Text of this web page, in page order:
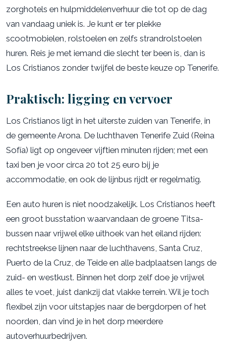
zorghotels en hulpmiddelenverhuur die tot op de dag
van vandaag uniek is. Je kunt er ter plekke
scootmobielen, rolstoelen en zelfs strandrolstoelen
huren. Reis je met iemand die slecht ter been is, dan is
Los Cristianos zonder twijfel de beste keuze op Tenerife.
Praktisch: ligging en vervoer
Los Cristianos ligt in het uiterste zuiden van Tenerife, in
de gemeente Arona. De luchthaven Tenerife Zuid (Reina
Sofía) ligt op ongeveer vijftien minuten rijden; met een
taxi ben je voor circa 20 tot 25 euro bij je
accommodatie, en ook de lijnbus rijdt er regelmatig.
Een auto huren is niet noodzakelijk. Los Cristianos heeft
een groot busstation waarvandaan de groene Titsa-
bussen naar vrijwel elke uithoek van het eiland rijden:
rechtstreekse lijnen naar de luchthavens, Santa Cruz,
Puerto de la Cruz, de Teide en alle badplaatsen langs de
zuid- en westkust. Binnen het dorp zelf doe je vrijwel
alles te voet, juist dankzij dat vlakke terrein. Wil je toch
flexibel zijn voor uitstapjes naar de bergdorpen of het
noorden, dan vind je in het dorp meerdere
autoverhuurbedrijven.